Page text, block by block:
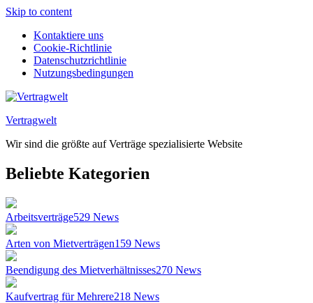
Skip to content
Kontaktiere uns
Cookie-Richtlinie
Datenschutzrichtlinie
Nutzungsbedingungen
Vertragwelt
Wir sind die größte auf Verträge spezialisierte Website
Beliebte Kategorien
Arbeitsverträge529 News
Arten von Mietverträgen159 News
Beendigung des Mietverhältnisses270 News
Kaufvertrag für Mehrere218 News